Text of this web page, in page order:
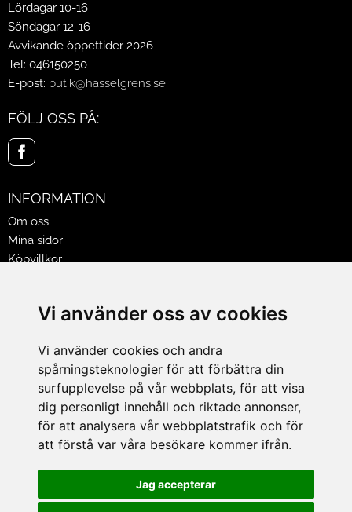
Vi använder oss av cookies
Vi använder cookies och andra
spårningsteknologier för att förbättra din
surfupplevelse på vår webbplats, för att visa
dig personligt innehåll och riktade annonser,
för att analysera vår webbplatstrafik och för
att förstå var våra besökare kommer ifrån.
Jag accepterar
Lördagar 10-16
Söndagar 12-16
Avvikande öppettider 2026
Tel: 046150250
E-post: butik@hasselgrens.se
FÖLJ OSS PÅ:
INFORMATION
Om oss
Mina sidor
Köpvillkor
Jobba på Hasselgrens
LEVERANS
BETALNINGSSÄTT
I butiken i Lund kan du betala med Visa, Mastercard, Lund
City presentkort och kontanter.